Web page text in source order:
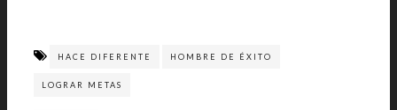
HACE DIFERENTE HOMBRE DE ÉXITO
LOGRAR METAS